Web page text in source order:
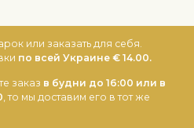
или заказать для себя.
по всей Украине € 14.00.
заказ в будни до 16:00 или в
, то мы доставим его в тот же